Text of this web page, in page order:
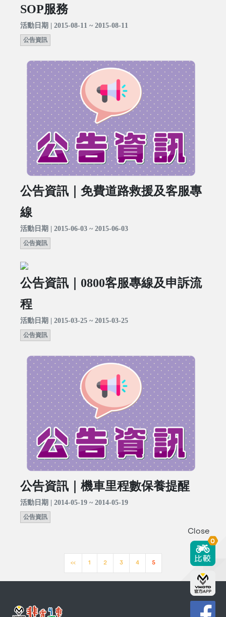
SOP服務
活動日期 | 2015-08-11 ~ 2015-08-11
公告資訊
公告資訊｜免費道路救援及客服專
線
活動日期 | 2015-06-03 ~ 2015-06-03
公告資訊
公告資訊｜0800客服專線及申訴流
程
活動日期 | 2015-03-25 ~ 2015-03-25
公告資訊
公告資訊｜機車里程數保養提醒
活動日期 | 2014-05-19 ~ 2014-05-19
公告資訊
<< 1 2 3 4 5
Close
0